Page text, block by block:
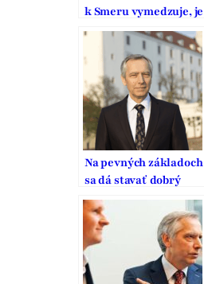
k Smeru vymedzuje, je
to pritom strana
vodcovského typu
Na pevných základoch
sa dá stavať dobrý
domov